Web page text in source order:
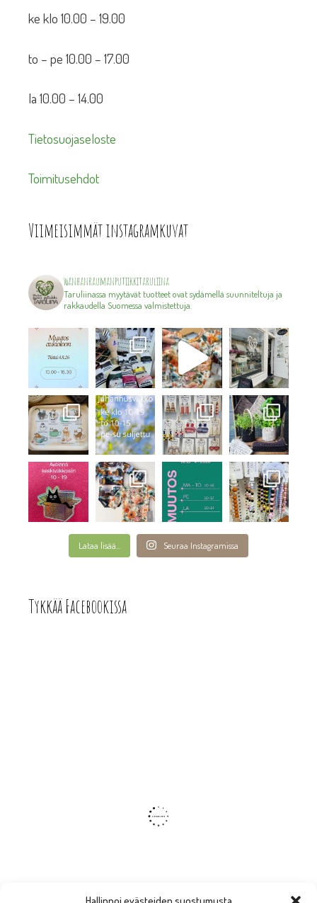
ke klo 10.00 – 19.00
to – pe 10.00 – 17.00
la 10.00 – 14.00
Tietosuojaseloste
Toimitusehdot
Viimeisimmät instagramkuvat
wanhanraumanputiikkitaruliina
Taruliinassa myytävät tuotteet ovat sydämellä suunniteltuja ja
rakkaudella Suomessa valmistettuja.
Lataa lisää... Seuraa Instagramissa
Tykkää Facebookissa